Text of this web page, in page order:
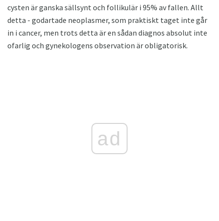
cysten är ganska sällsynt och follikulär i 95% av fallen. Allt
detta - godartade neoplasmer, som praktiskt taget inte går
in i cancer, men trots detta är en sådan diagnos absolut inte
ofarlig och gynekologens observation är obligatorisk.
ad